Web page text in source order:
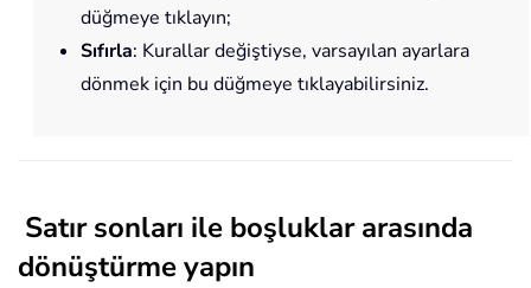
düğmeye tıklayın;
Sıfırla: Kurallar değiştiyse, varsayılan ayarlara
dönmek için bu düğmeye tıklayabilirsiniz.
Satır sonları ile boşluklar arasında
dönüştürme yapın